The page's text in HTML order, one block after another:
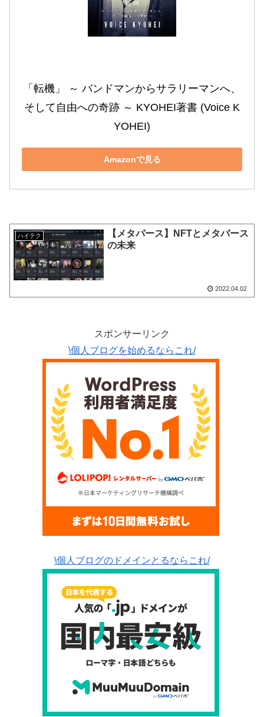
「転機」 ～ バンドマンからサラリーマンへ、
そして自由への奇跡 ～ KYOHEI著書 (Voice K
YOHEI)
Amazonで見る
ハイテク
【メタバース】NFTとメタバース
の未来
2022.04.02
スポンサーリンク
\個人ブログを始めるならこれ/
\個人ブログのドメインとるならこれ/